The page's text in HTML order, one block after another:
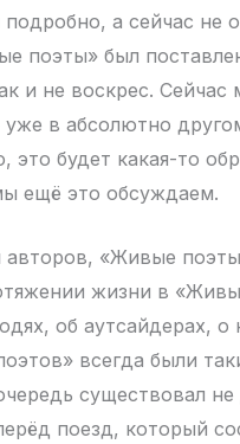
подробно, а сейчас не
поэты» был
и не воскрес.
уже в абсолютно
будет какая-то
ещё это обсуждаем.
авторов, «Живые
жизни в
об аутсайдерах,
всегда были
существовал
поезд, который